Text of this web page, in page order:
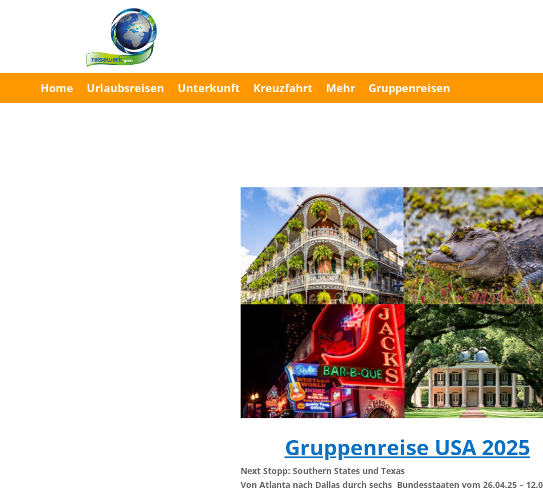
Home Urlaubsreisen Unterkunft Kreuzfahrt Mehr Gruppenreisen
Gruppenreise USA 2025
Next Stopp: Southern States und Texas
Von Atlanta nach Dallas durch sechs Bundesstaaten vom 26.04.25 –